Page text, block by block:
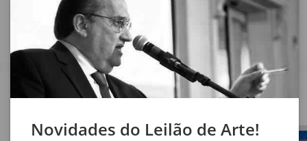
Veja também
Novidades do Leilão de Arte!